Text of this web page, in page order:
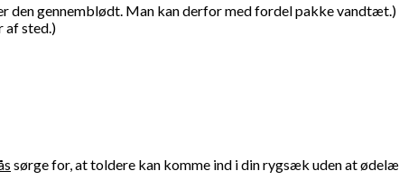
den gennemblødt. Man kan derfor med fordel pakke vandtæt.)
af sted.)
sørge for, at toldere kan komme ind i din rygsæk uden at